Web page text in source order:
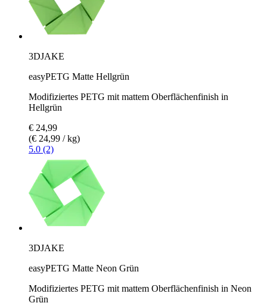
3DJAKE
easyPETG Matte Hellgrün
Modifiziertes PETG mit mattem Oberflächenfinish in
Hellgrün
€ 24,99
(€ 24,99 / kg)
5.0 (2)
3DJAKE
easyPETG Matte Neon Grün
Modifiziertes PETG mit mattem Oberflächenfinish in Neon
Grün